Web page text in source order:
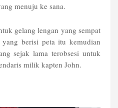
menuju ke sana.
gelang lengan yang sempat
berisi peta itu kemudian
sejak lama terobsesi untuk
milik kapten John.